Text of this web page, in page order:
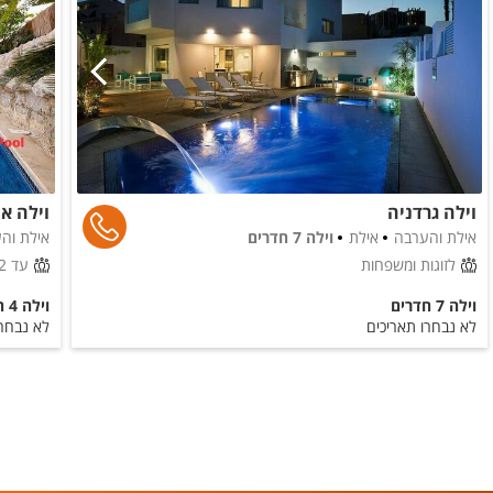
מגבות רחצה
סבונים
לציבור הדתי
כיור כפול
פלטה
מיחם
בסביבת המקום
בית כנסת
וילה גרדניה
אילת והערבה אילת
וילה 7 חדרים
לזוגות ומשפחות
וילה 7 חדרים
לא נבחרו תאריכים
וילה
אילת
עד 12 אורחים
וילה 4 חדרים
לא